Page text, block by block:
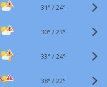
31° /24°
30° /23°
33° /24°
38° /22°